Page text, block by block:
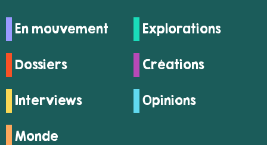
En mouvement Explorations
Dossiers Créations
Interviews Opinions
Monde